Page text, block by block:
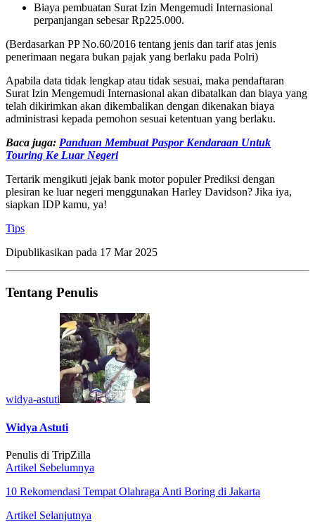
Biaya pembuatan Surat Izin Mengemudi Internasional
perpanjangan sebesar Rp225.000.
(Berdasarkan PP No.60/2016 tentang jenis dan tarif atas jenis
penerimaan negara bukan pajak yang berlaku pada Polri)
Apabila data tidak lengkap atau tidak sesuai, maka pendaftaran
Surat Izin Mengemudi Internasional akan dibatalkan dan biaya yang
telah dikirimkan akan dikembalikan dengan dikenakan biaya
administrasi kepada pemohon sesuai ketentuan yang berlaku.
Baca juga: Panduan Membuat Paspor Kendaraan Untuk
Touring Ke Luar Negeri
Tertarik mengikuti jejak bank motor populer Prediksi dengan
plesiran ke luar negeri menggunakan Harley Davidson? Jika iya,
siapkan IDP kamu, ya!
Tips
Dipublikasikan pada 17 Mar 2025
Tentang Penulis
widya-astuti
Widya Astuti
Penulis di TripZilla
Artikel Sebelumnya
10 Rekomendasi Tempat Olahraga Anti Boring di Jakarta
Artikel Selanjutnya